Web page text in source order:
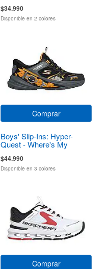
$34.990
Disponible en 2 colores
Comprar
Boys' Slip-Ins: Hyper-
Quest - Where's My
$44.990
Disponible en 3 colores
Comprar